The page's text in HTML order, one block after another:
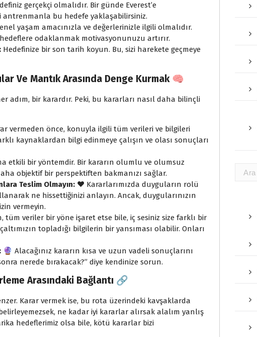
gerçekçi olmalıdır. Bir günde Everest’e
antrenmanla bu hedefe yaklaşabilirsiniz.
yaşam amacınızla ve değerlerinizle ilgili olmalıdır.
odaklanmak motivasyonunuzu artırır.
Hedefinize bir son tarih koyun. Bu, sizi harekete geçmeye
Ve Mantık Arasında Denge Kurmak 🧠
adım, bir karardır. Peki, bu kararları nasıl daha bilinçli
vermeden önce, konuyla ilgili tüm verileri ve bilgileri
kaynaklardan bilgi edinmeye çalışın ve olası sonuçları
etkili bir yöntemdir. Bir kararın olumlu ve olumsuz
objektif bir perspektiften bakmanızı sağlar.
Teslim Olmayın: ❤️ Kararlarımızda duyguların rolü
ne hissettiğinizi anlayın. Ancak, duygularınızın
vermeyin.
tüm veriler bir yöne işaret etse bile, iç sesiniz size farklı bir
topladığı bilgilerin bir yansıması olabilir. Onları
🔮 Alacağınız kararın kısa ve uzun vadeli sonuçlarını
nerede bırakacak?” diye kendinize sorun.
Arasındaki Bağlantı 🔗
Karar vermek ise, bu rota üzerindeki kavşaklarda
ne kadar iyi kararlar alırsak alalım yanlış
hedeflerimiz olsa bile, kötü kararlar bizi
Arama: